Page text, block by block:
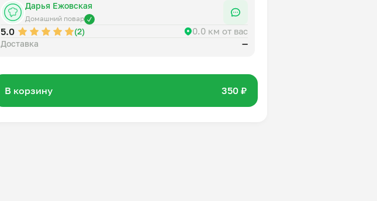
Дарья Ежовская
Домашний повар
5.0 (2) 0.0 км от вас
Доставка —
В корзину 350 ₽